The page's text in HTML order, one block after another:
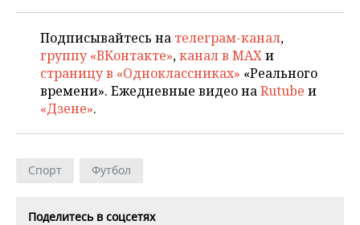
ВОЛЕЙБОЛ
КИБЕРСПОРТ
ФИГУРНОЕ КАТАНИЕ
ВОДНЫЕ ВИДЫ СПОРТА
ХОККЕЙ С МЯЧОМ
ИСТОРИЯ
КУЛЬТУРА
МЕДИЦИНА
ОБРАЗОВАНИЕ
ПРОИСШЕСТВИЯ
СПИСОК ПЕРСОН
СПИСОК КОМПАНИЙ
ПОЛНАЯ ВЕРСИЯ
Подписывайтесь на телеграм-канал,
группу «ВКонтакте»,канал в MAXи
страницу в «Одноклассниках» «Реального
времени». Ежедневные видео наRutube и
«Дзене».
Спорт Футбол
Поделитесь в соцсетях